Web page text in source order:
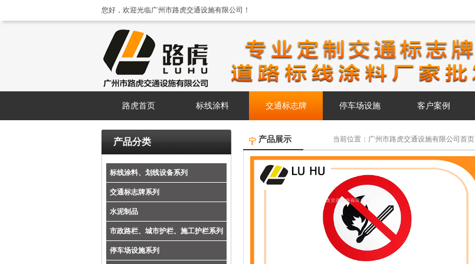
您好，欢迎光临广州市路虎交通设施有限公司！
路虎首页 标线涂料 交通标志牌 停车场设施 客户案例
产品分类
标线涂料、划线设备系列
交通标志牌系列
水泥制品
市政路栏、城市护栏、施工护栏系列
停车场设施系列
产品展示 当前位置： 广州市路虎交通设施有限公司首页
告示标志牌